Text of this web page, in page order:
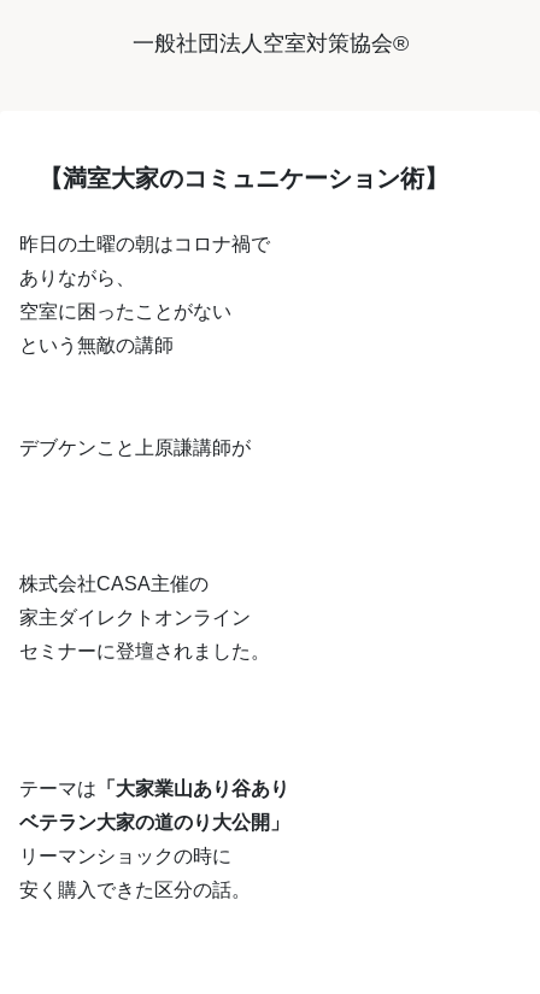
一般社団法人空室対策協会®︎
【満室大家のコミュニケーション術】
昨日の土曜の朝はコロナ禍で
ありながら、
空室に困ったことがない
という無敵の講師
デブケンこと上原謙講師が
株式会社CASA主催の
家主ダイレクトオンライン
セミナーに登壇されました。
テーマは 「大家業山あり谷あり
ベテラン大家の道のり大公開」
リーマンショックの時に
安く購入できた区分の話。